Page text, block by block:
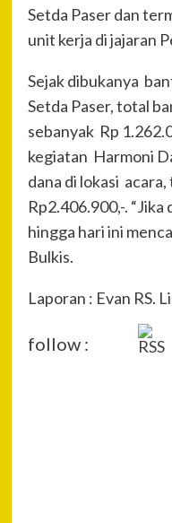
Setda Paser dan
unit kerja di jajaran
Sejak dibukanya
Setda Paser, total
sebanyak Rp
kegiatan Harmoni
dana di lokasi
Rp2.406.900,-.
hingga hari ini
Bulkis.
Laporan : Evan RS.
follow :